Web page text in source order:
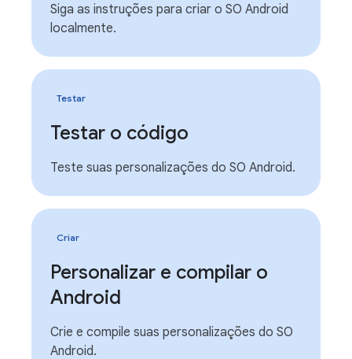
Siga as instruções para criar o SO Android
localmente.
Testar
Testar o código
Teste suas personalizações do SO Android.
Criar
Personalizar e compilar o
Android
Crie e compile suas personalizações do SO
Android.